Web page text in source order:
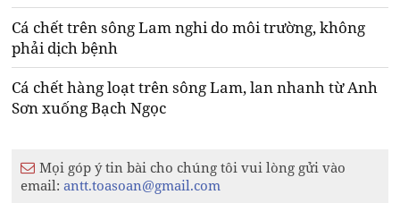
Cá chết trên sông Lam nghi do môi trường, không
phải dịch bệnh
Cá chết hàng loạt trên sông Lam, lan nhanh từ Anh
Sơn xuống Bạch Ngọc
Mọi góp ý tin bài cho chúng tôi vui lòng gửi vào
email:antt.toasoan@gmail.com